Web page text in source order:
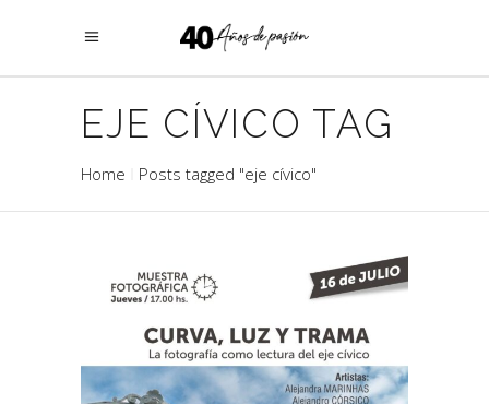
EJE CÍVICO TAG
Home Posts tagged "eje cívico"